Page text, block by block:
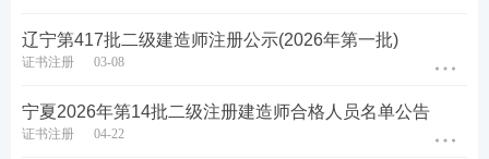
辽宁第417批二级建造师注册公示(2026年第一批)
证书注册 03-08
宁夏2026年第14批二级注册建造师合格人员名单公告
证书注册 04-22